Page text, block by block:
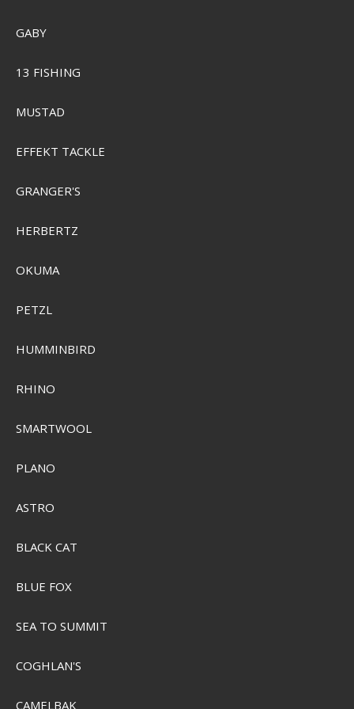
SEK 24.265,00
GABY
13 FISHING
MUSTAD
EFFEKT TACKLE
GRANGER'S
HERBERTZ
OKUMA
PETZL
HUMMINBIRD
RHINO
SMARTWOOL
PLANO
ASTRO
BLACK CAT
BLUE FOX
SEA TO SUMMIT
COGHLAN'S
CAMELBAK